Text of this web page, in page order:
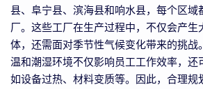
县、阜宁县、滨海县和响水县，每个区域
厂。这些工厂在生产过程中，不仅会产生
体，还需面对季节性气候变化带来的挑战
温和潮湿环境不仅影响员工工作效率，还
如设备过热、材料变质等。因此，合理规